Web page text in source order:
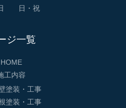
日・祝
ジ一覧
HOME
工内容
塗装・工事
塗装・工事